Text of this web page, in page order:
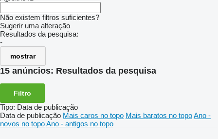
Não existem filtros suficientes?
Sugerir uma alteração
Resultados da pesquisa:
-
mostrar
15 anúncios: Resultados da pesquisa
Filtro
Tipo: Data de publicação
Data de publicação Mais caros no topo Mais baratos no topoAno -
novos no topoAno - antigos no topo